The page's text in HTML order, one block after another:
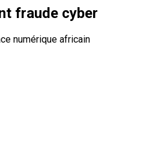
fraude cyber
numérique africain